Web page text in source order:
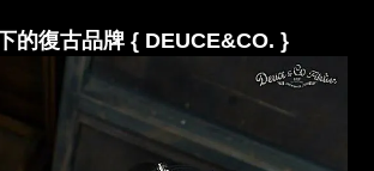
的復古品牌 { DEUCE&CO. }